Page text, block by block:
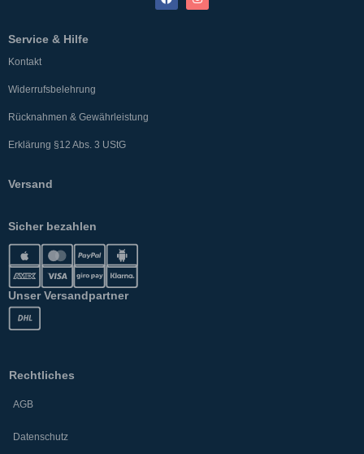
Service & Hilfe
Kontakt
Widerrufsbelehrung
Rücknahmen & Gewährleistung
Erklärung §12 Abs. 3 UStG
Versand
Sicher bezahlen
Unser Versandpartner
Rechtliches
AGB
Datenschutz